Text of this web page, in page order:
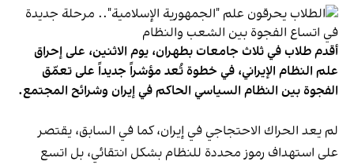
أقدم طلاب في ثلاث جامعات بطهران، يوم الاثنين، على إحراق
علم النظام الإيراني، في خطوة تُعد مؤشراً جديداً على تعمّق
الفجوة بين النظام السياسي الحاكم في إيران وشرائح المجتمع.
لم يعد الحراك الاحتجاجي في إيران، كما في السابق، يقتصر
على استهداف رموز محددة للنظام بشكل انتقائي، بل اتسع